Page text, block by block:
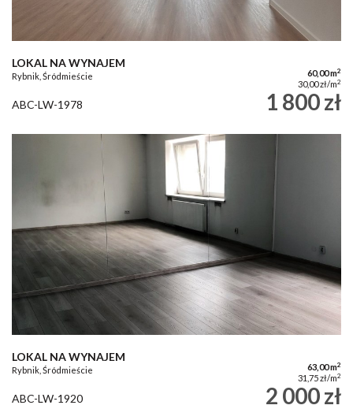
LOKAL NA WYNAJEM
Rybnik, Śródmieście 60,00 m2
30,00 zł/m2
ABC-LW-1978 1 800 zł
LOKAL NA WYNAJEM
Rybnik, Śródmieście 63,00 m2
31,75 zł/m2
ABC-LW-1920 2 000 zł